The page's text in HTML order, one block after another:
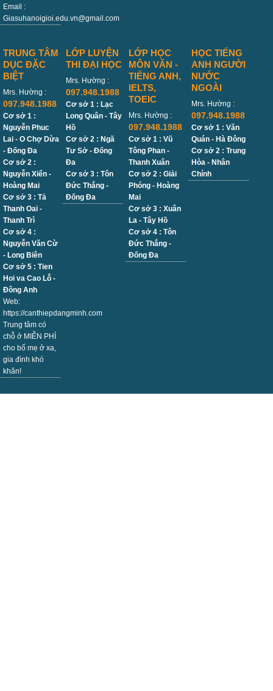
Email :
Giasuhanoigioi.edu.vn@gmail.com
TRUNG TÂM
DỤC ĐẶC
BIỆT
Mrs. Hường :
097.948.1988
Cơ sở 1 :
Nguyễn Phuc
Lai - O Chợ Dừa
- Đống Đa
Cơ sở 2 :
Nguyễn Xiển -
Hoàng Mai
Cơ sở 3 : Tả
Thanh Oai -
Thanh Trì
Cơ sở 4 :
Nguyễn Văn Cừ
- Long Biên
Cơ sở 5 : Tien
Hoi va Cao Lỗ -
Đông Anh
Web:
https://canthiepdangminh.com
Trung tâm có
chỗ ở MIỄN PHÍ
cho bố mẹ ở xa,
gia đình khó
khăn!
LỚP LUYỆN
THI ĐẠI HỌC
Mrs. Hường :
097.948.1988
Cơ sở 1 : Lạc
Long Quân - Tây
Hồ
Cơ sở 2 : Ngã
Tư Sở - Đống
Đa
Cơ sở 3 : Tôn
Đức Thắng -
Đống Đa
LỚP HỌC
MÔN VĂN -
TIẾNG ANH,
IELTS,
TOEIC
Mrs. Hường :
097.948.1988
Cơ sở 1 : Vũ
Tông Phan -
Thanh Xuân
Cơ sở 2 : Giải
Phóng - Hoàng
Mai
Cơ sở 3 : Xuân
La - Tây Hồ
Cơ sở 4 : Tôn
Đức Thắng -
Đống Đa
HỌC TIẾNG
ANH NGƯỜI
NƯỚC
NGOÀI
Mrs. Hường :
097.948.1988
Cơ sở 1 : Văn
Quán - Hà Đông
Cơ sở 2 : Trung
Hòa - Nhân
Chính